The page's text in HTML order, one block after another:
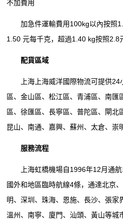
不加費用
加急件運輸費用100kg以內按照
1.50 元每千克，超過1.40 kg按照2.8
配貨區域
上海上海威洋國際物流可提供24
區、金山區、松江區、青浦區、南匯
區、徐匯區、長寧區、普陀區、閘北
昆山、南通、嘉興、蘇州、太倉、崇
服務流程
上海虹橋機場自1996年12月通航
國外和地區臨時航線4條，通達北京
明、深圳、珠海、恩施、長沙、張家
溫州、南寧、廈門、汕頭、黃山等城